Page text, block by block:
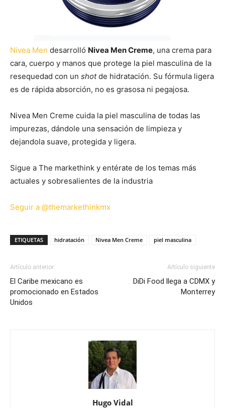
Nivea Men desarrolló Nivea Men Creme, una crema para
cara, cuerpo y manos que protege la piel masculina de la
resequedad con un shotde hidratación. Su fórmula ligera
es de rápida absorción, no es grasosa ni pegajosa.
Nivea Men Creme cuida la piel masculina de todas las
impurezas, dándole una sensación de limpieza y
dejandola suave, protegida y ligera.
Sigue a The markethink y entérate de los temas más
actuales y sobresalientes de la industria
Seguir a @themarkethinkmx
ETIQUETAS hidratación Nivea Men Creme piel masculina
Artículo anterior
El Caribe mexicano es
promocionado en Estados
Unidos
Artículo siguiente
DiDi Food llega a CDMX y
Monterrey
Hugo Vidal